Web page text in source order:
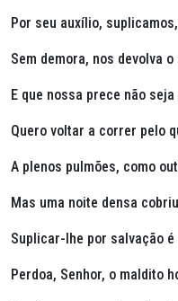
Por seu auxílio, suplicamos,
Sem demora, nos devolva
E que nossa prece não seja
Quero voltar a correr pelo
A plenos pulmões, como
Mas uma noite densa
Suplicar-lhe por salvação
Perdoa, Senhor, o maldito